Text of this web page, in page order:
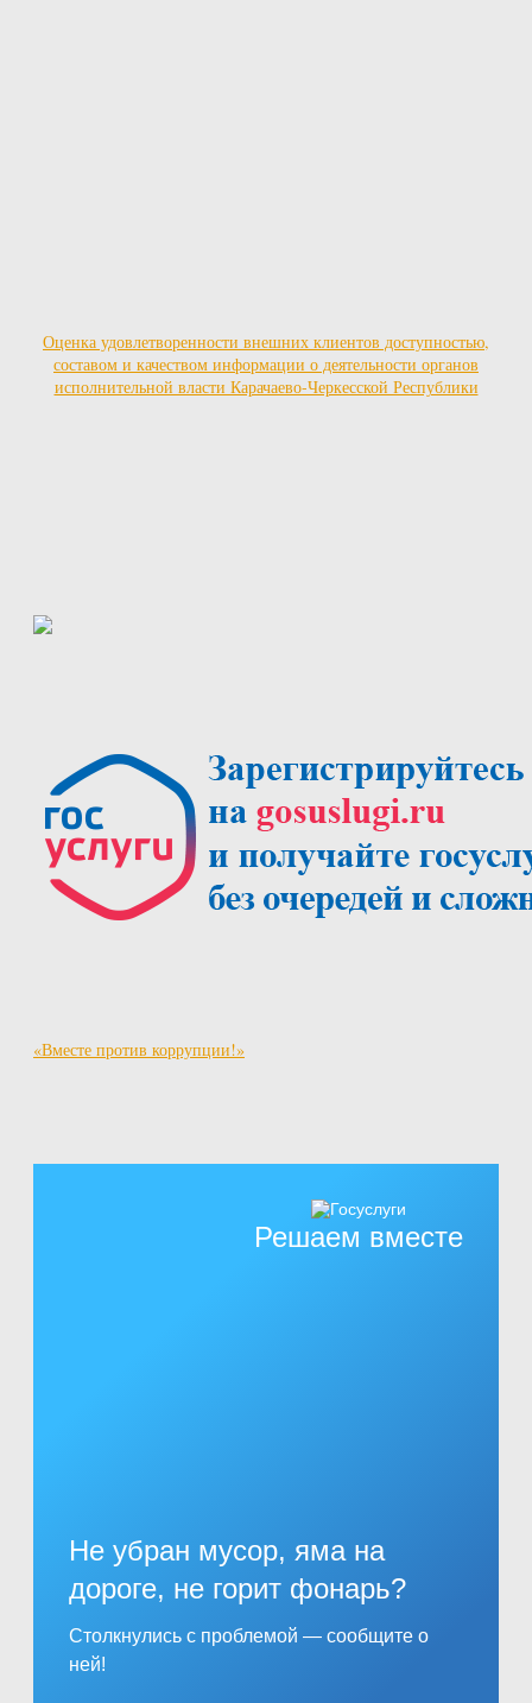
Оценка удовлетворенности внешних клиентов доступностью,
составом и качеством информации о деятельности органов
исполнительной власти Карачаево-Черкесской Республики
«Вместе против коррупции!»
Решаем вместе
Не убран мусор, яма на
дороге, не горит фонарь?
Столкнулись с проблемой — сообщите о
ней!